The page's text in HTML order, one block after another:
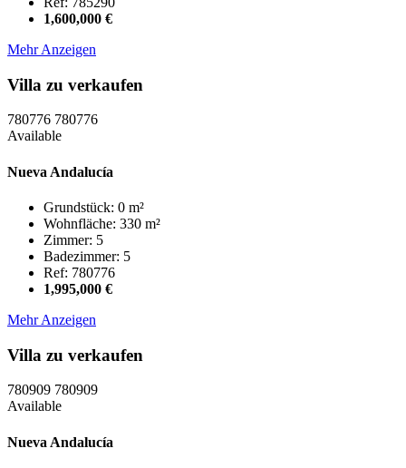
1,600,000 €
Mehr Anzeigen
Villa zu verkaufen
780776 780776
Available
Nueva Andalucía
Grundstück: 0 m²
Wohnfläche: 330 m²
Zimmer: 5
Badezimmer: 5
Ref: 780776
1,995,000 €
Mehr Anzeigen
Villa zu verkaufen
780909 780909
Available
Nueva Andalucía